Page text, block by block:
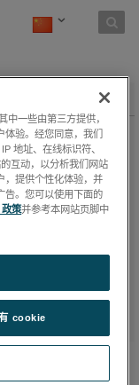
中一些由第三方提供，
验。经您同意，我们
地址、在线标识符、
互动，以分析我们网站
，提供个性化体验，并
告。您可以使用下面的
策并参考本网站页脚中
cookie